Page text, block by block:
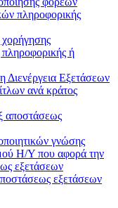
πληροφορικής
χορήγησης
πληροφορικής ή
Διενέργεια Εξετάσεων
ανά κράτος
αποστάσεως
γνώσης
Η/Υ που αφορά την
εξετάσεων
εξετάσεων